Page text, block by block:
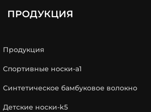
ПРОДУКЦИЯ
Продукция
Спортивные носки-a1
Синтетическое бамбуковое волокно
Детские носки-k5